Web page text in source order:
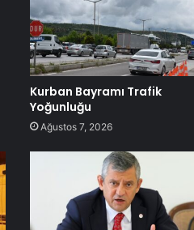
Kurban Bayramı Trafik
Yoğunluğu
Ağustos 7, 2026